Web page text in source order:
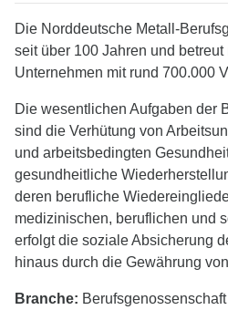
Die Norddeutsche Metall-
seit über 100 Jahren und
Unternehmen mit rund 700.000
Die wesentlichen Aufgaben der
sind die Verhütung von
und arbeitsbedingten
gesundheitliche
deren berufliche
medizinischen, beruflichen und
erfolgt die soziale Absicherung
hinaus durch die Gewährung
Branche: Berufsgenossenschaft